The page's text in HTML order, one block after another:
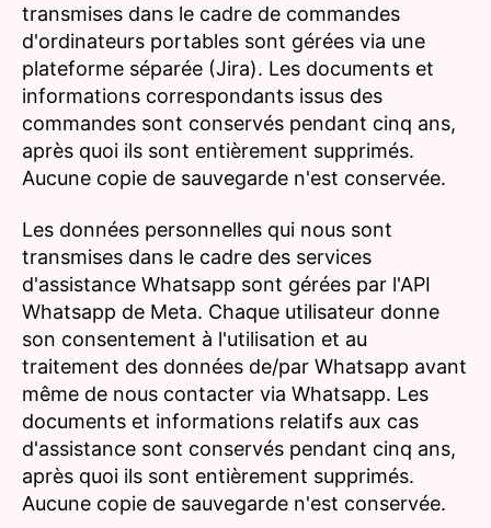
transmises dans le cadre de commandes
d'ordinateurs portables sont gérées via une
plateforme séparée (Jira). Les documents et
informations correspondants issus des
commandes sont conservés pendant cinq ans,
après quoi ils sont entièrement supprimés.
Aucune copie de sauvegarde n'est conservée.
Les données personnelles qui nous sont
transmises dans le cadre des services
d'assistance Whatsapp sont gérées par l'API
Whatsapp de Meta. Chaque utilisateur donne
son consentement à l'utilisation et au
traitement des données de/par Whatsapp avant
même de nous contacter via Whatsapp. Les
documents et informations relatifs aux cas
d'assistance sont conservés pendant cinq ans,
après quoi ils sont entièrement supprimés.
Aucune copie de sauvegarde n'est conservée.